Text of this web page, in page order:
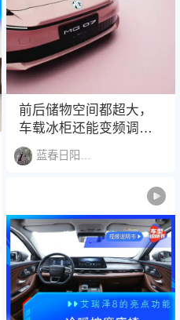
前后储物空间都超大，
车载冰柜还能变频调
温。前排座椅加热通风
按摩一样不少，长途开